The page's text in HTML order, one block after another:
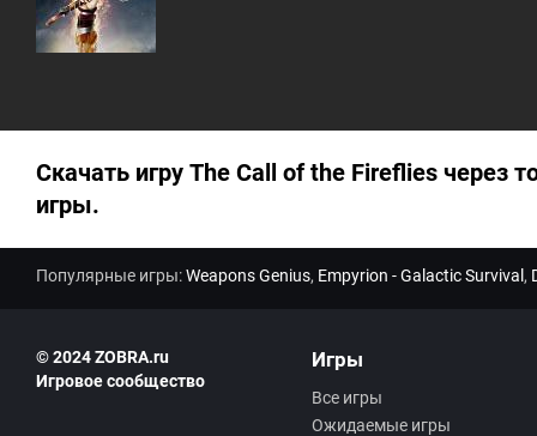
Скачать игру The Call of the Fireflies через
игры.
Популярные игры:Weapons Genius, Empyrion - Galactic Survival,
© 2024 ZOBRA.ru
Игровое сообщество
Игры
Все игры
Ожидаемые игры